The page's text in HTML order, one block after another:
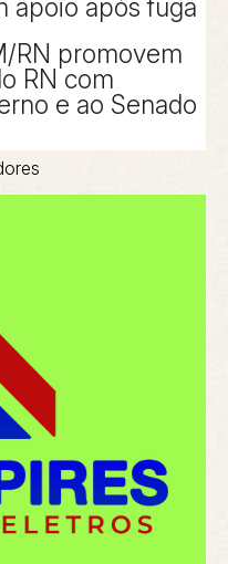
apoio após fuga
RN promovem
RN com
e ao Senado